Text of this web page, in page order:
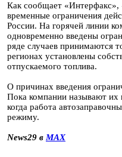
Как сообщает «Интерфакс»,
временные ограничения
России. На горячей линии
одновременно введены
ряде случаев принимаются
регионах установлены
отпускаемого топлива.
О причинах введения
Пока компании называют
когда работа
режиму.
News29 в MAX